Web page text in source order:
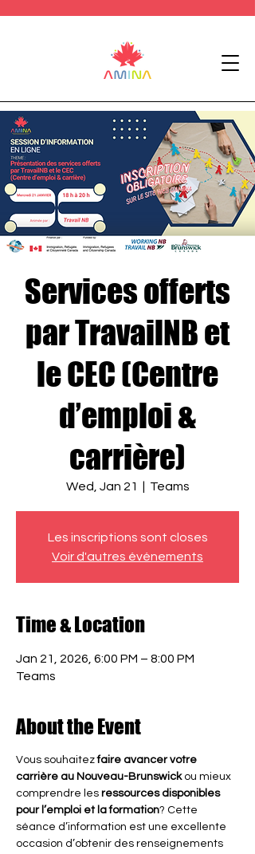
Services offerts
par TravailNB et
le CEC (Centre
d’emploi &
carrière)
Wed, Jan 21 Teams
Les inscriptions sont closes
Voir d'autres événements
Time & Location
Jan 21, 2026, 6:00 PM – 8:00 PM
Teams
About the Event
Vous souhaitez faire avancer votre
carrière au Nouveau-Brunswick ou mieux
comprendre les ressources disponibles
pour l’emploi et la formation? Cette
séance d’information est une excellente
occasion d’obtenir des renseignements